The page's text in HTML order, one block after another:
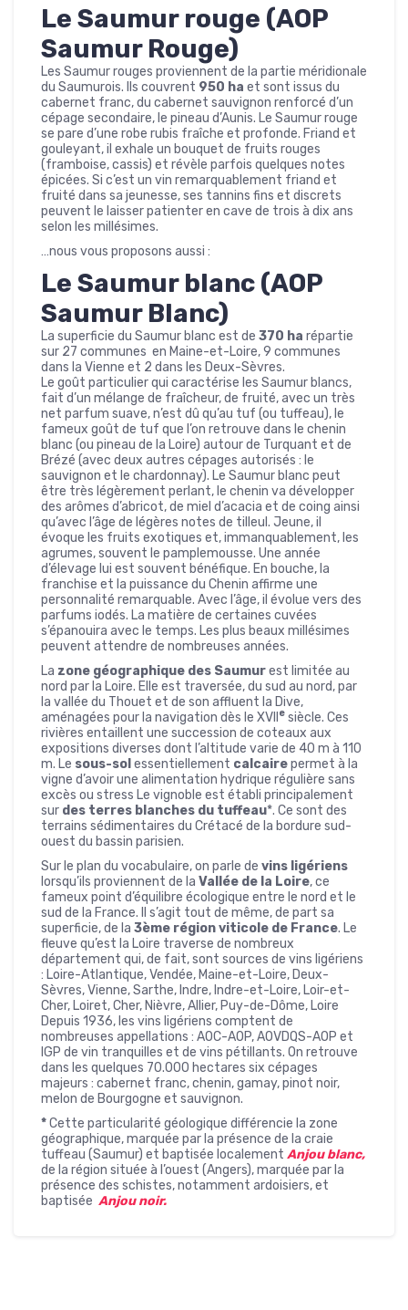
Le Saumur rouge (AOP
Saumur Rouge)
Les Saumur rouges proviennent de la partie méridionale
du Saumurois. Ils couvrent 950 ha et sont issus du
cabernet franc, du cabernet sauvignon renforcé d’un
cépage secondaire, le pineau d’Aunis. Le Saumur rouge
se pare d’une robe rubis fraîche et profonde. Friand et
gouleyant, il exhale un bouquet de fruits rouges
(framboise, cassis) et révèle parfois quelques notes
épicées. Si c’est un vin remarquablement friand et
fruité dans sa jeunesse, ses tannins fins et discrets
peuvent le laisser patienter en cave de trois à dix ans
selon les millésimes.
…nous vous proposons aussi :
Le Saumur blanc (AOP
Saumur Blanc)
La superficie du Saumur blanc est de 370 ha répartie
sur 27 communes en Maine-et-Loire, 9 communes
dans la Vienne et 2 dans les Deux-Sèvres.
Le goût particulier qui caractérise les Saumur blancs,
fait d’un mélange de fraîcheur, de fruité, avec un très
net parfum suave, n’est dû qu’au tuf (ou tuffeau), le
fameux goût de tuf que l’on retrouve dans le chenin
blanc (ou pineau de la Loire) autour de Turquant et de
Brézé (avec deux autres cépages autorisés : le
sauvignon et le chardonnay). Le Saumur blanc peut
être très légèrement perlant, le chenin va développer
des arômes d’abricot, de miel d’acacia et de coing ainsi
qu’avec l’âge de légères notes de tilleul. Jeune, il
évoque les fruits exotiques et, immanquablement, les
agrumes, souvent le pamplemousse. Une année
d’élevage lui est souvent bénéfique. En bouche, la
franchise et la puissance du Chenin affirme une
personnalité remarquable. Avec l’âge, il évolue vers des
parfums iodés. La matière de certaines cuvées
s’épanouira avec le temps. Les plus beaux millésimes
peuvent attendre de nombreuses années.
La zone géographique des Saumurest limitée au
nord par la Loire. Elle est traversée, du sud au nord, par
la vallée du Thouet et de son affluent la Dive,
aménagées pour la navigation dès le XVII e siècle. Ces
rivières entaillent une succession de coteaux aux
expositions diverses dont l’altitude varie de 40 m à 110
m. Le sous-sol essentiellement calcairepermet à la
vigne d’avoir une alimentation hydrique régulière sans
excès ou stress Le vignoble est établi principalement
sur des terres blanches du tuffeau*. Ce sont des
terrains sédimentaires du Crétacé de la bordure sud-
ouest du bassin parisien.
Sur le plan du vocabulaire, on parle de vins ligériens
lorsqu’ils proviennent de la Vallée de la Loire, ce
fameux point d’équilibre écologique entre le nord et le
sud de la France. Il s’agit tout de même, de part sa
superficie, de la 3ème région viticole de France. Le
fleuve qu’est la Loire traverse de nombreux
département qui, de fait, sont sources de vins ligériens
: Loire-Atlantique, Vendée, Maine-et-Loire, Deux-
Sèvres, Vienne, Sarthe, Indre, Indre-et-Loire, Loir-et-
Cher, Loiret, Cher, Nièvre, Allier, Puy-de-Dôme, Loire
Depuis 1936, les vins ligériens comptent de
nombreuses appellations : AOC-AOP, AOVDQS-AOP et
IGP de vin tranquilles et de vins pétillants. On retrouve
dans les quelques 70.000 hectares six cépages
majeurs : cabernet franc, chenin, gamay, pinot noir,
melon de Bourgogne et sauvignon.
*Cette particularité géologique différencie la zone
géographique, marquée par la présence de la craie
tuffeau (Saumur) et baptisée localement Anjou blanc,
de la région située à l’ouest (Angers), marquée par la
présence des schistes, notamment ardoisiers, et
baptisée Anjou noir.